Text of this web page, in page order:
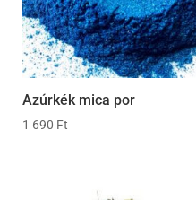
Azúrkék mica por
1 690 Ft